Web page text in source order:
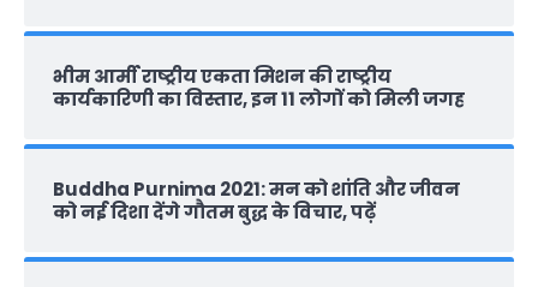
भीम आर्मी राष्‍ट्रीय एकता मिशन की राष्‍ट्रीय
कार्यकारिणी का विस्तार, इन 11 लोगों को मिली जगह
Buddha Purnima 2021: मन को शांति और जीवन
को नई दिशा देंगे गौतम बुद्ध के विचार, पढ़ें